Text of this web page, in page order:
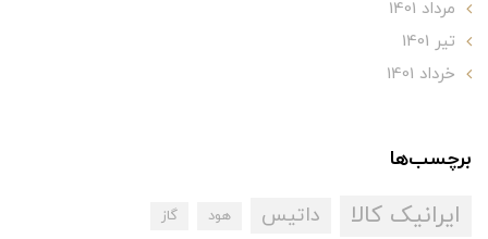
مرداد 1401
تير 1401
خرداد 1401
برچسب‌ها
ایرانیک کالا داتیس هود گاز